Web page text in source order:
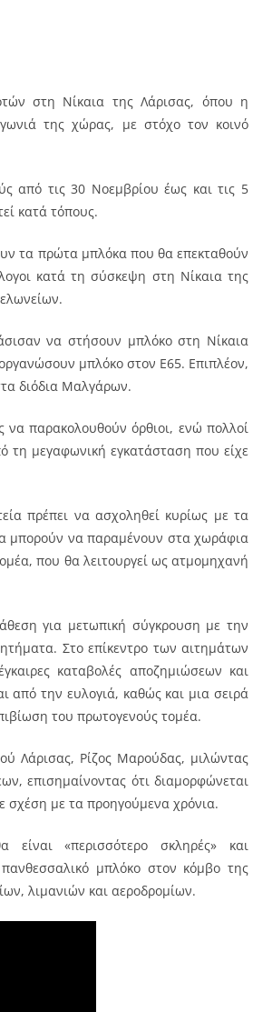
στη Νίκαια της Λάρισας, όπου η
της χώρας, με στόχο τον κοινό
από τις 30 Νοεμβρίου έως και τις 5
κατά τόπους.
τα πρώτα μπλόκα που θα επεκταθούν
κατά τη σύσκεψη στη Νίκαια της
να στήσουν μπλόκο στη Νίκαια
μπλόκο στον Ε65. Επιπλέον,
διόδια Μαλγάρων.
να παρακολουθούν όρθιοι, ενώ πολλοί
τη μεγαφωνική εγκατάσταση που είχε
πρέπει να ασχοληθεί κυρίως με τα
μπορούν να παραμένουν στα χωράφια
που θα λειτουργεί ως ατμομηχανή
για μετωπική σύγκρουση με την
Στο επίκεντρο των αιτημάτων
καταβολές αποζημιώσεων και
από την ευλογιά, καθώς και μια σειρά
του πρωτογενούς τομέα.
Λάρισας, Ρίζος Μαρούδας, μιλώντας
επισημαίνοντας ότι διαμορφώνεται
σχέση με τα προηγούμενα χρόνια.
«περισσότερο σκληρές» και
μπλόκο στον κόμβο της
λιμανιών και αεροδρομίων.